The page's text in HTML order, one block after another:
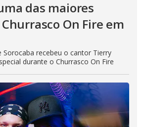
das maiores
On Fire em
Sorocaba recebeu o cantor Tierry
durante o Churrasco On Fire